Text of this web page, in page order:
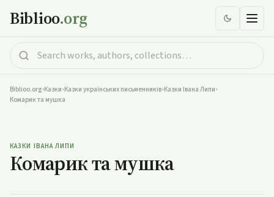
Biblioo.org
Biblioo.org•Казки•Казки українських письменників•Казки Івана Липи•
Комарик та мушка
КАЗКИ ІВАНА ЛИПИ
Комарик та мушка